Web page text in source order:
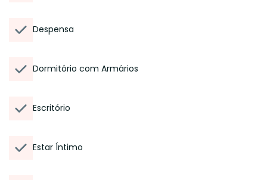
Despensa
Dormitório com Armários
Escritório
Estar Íntimo